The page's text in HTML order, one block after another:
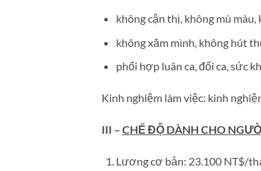
không cận thị, không mù
không xăm mình, không hút
phối hợp luân ca, đổi ca, sức
Kinh nghiệm làm việc: kinh
III – CHẾ ĐỘ DÀNH CHO
Lương cơ bản: 23.100 NT$/